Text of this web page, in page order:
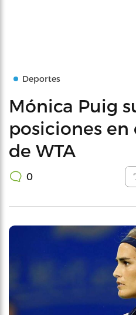
Deportes
Mónica Puig
posiciones
de WTA
0